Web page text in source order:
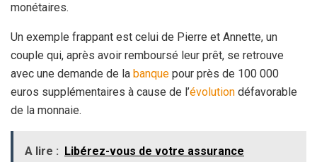
monétaires.
Un exemple frappant est celui de Pierre et Annette, un
couple qui, après avoir remboursé leur prêt, se retrouve
avec une demande de la banque pour près de 100 000
euros supplémentaires à cause de l’évolution défavorable
de la monnaie.
A lire :
Libérez-vous de votre assurance